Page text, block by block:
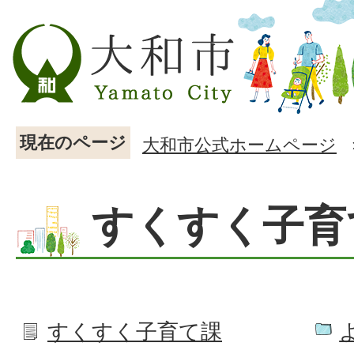
現在のページ 大和市公式ホームページ
すくすく子
すくすく子育て課